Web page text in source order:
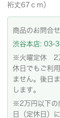
裄丈67ｃｍ）
商品のお問合
渋谷本店: 03-
※火曜定休 2
休日でもご利
ません。後日
します。
※2万円以下の
日（定休日）